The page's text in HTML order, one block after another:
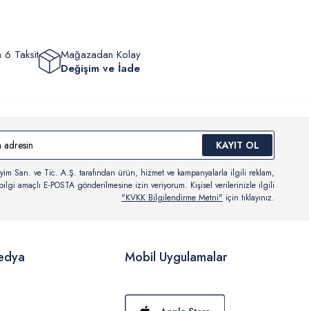
6 Taksit
Mağazadan Kolay
Değişim ve İade
KAYIT OL
San. ve Tic. A.Ş. tarafından ürün, hizmet ve kampanyalarla ilgili reklam,
amaçlı E-POSTA gönderilmesine izin veriyorum. Kişisel verilerinizle ilgili
"KVKK Bilgilendirme Metni" için tıklayınız.
Mobil Uygulamalar